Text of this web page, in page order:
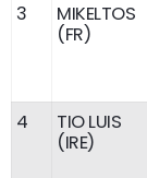
3
MIKELTOS
(FR)
4
TIO LUIS
(IRE)